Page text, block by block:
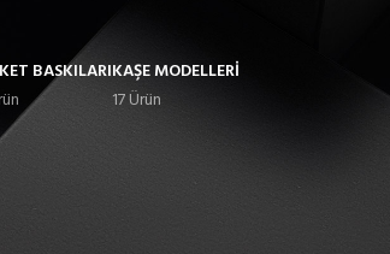
BASKILARIKAŞE MODELLERI
17 Ürün